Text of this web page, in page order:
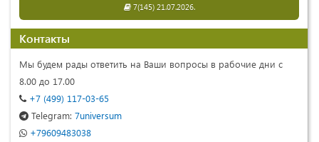
7(145) 21.07.2026.
Контакты
Мы будем рады ответить на Ваши вопросы в рабочие дни с
8.00 до 17.00
+7 (499) 117-03-65
Telegram: 7universum
+79609483038